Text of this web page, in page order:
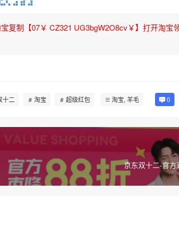
复制【07￥ CZ321 UG3bgW2O8cv￥】打开淘宝
十二 淘宝 超级红包 淘宝,羊毛 0
京东双十二-官方